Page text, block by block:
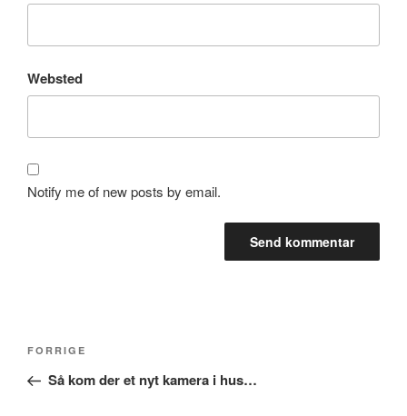
Websted
Notify me of new posts by email.
Indlægsnavigation
Forrige
indlæg
FORRIGE
Så kom der et nyt kamera i hus…